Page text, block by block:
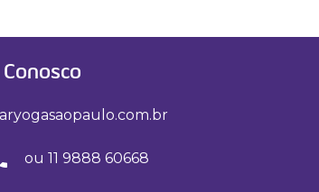
ou 11 9888 60668